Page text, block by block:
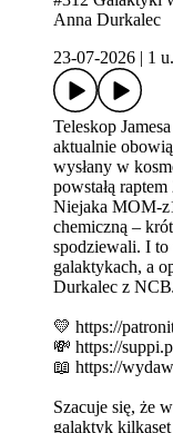
Anna Durkalec
23-07-2026
1
Teleskop
aktualnie
wysłany w
powstałą
Niejaka MOM-
chemiczną –
spodziewali. I to
galaktykach, a
Durkalec z
💛 https://
💸 https://
📖 https://
Szacuje się, że
galaktyk